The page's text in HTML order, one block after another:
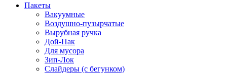
Пакеты
Вакуумные
Воздушно-пузырчатые
Вырубная ручка
Дой-Пак
Для мусора
Зип-Лок
Слайдеры (с бегунком)